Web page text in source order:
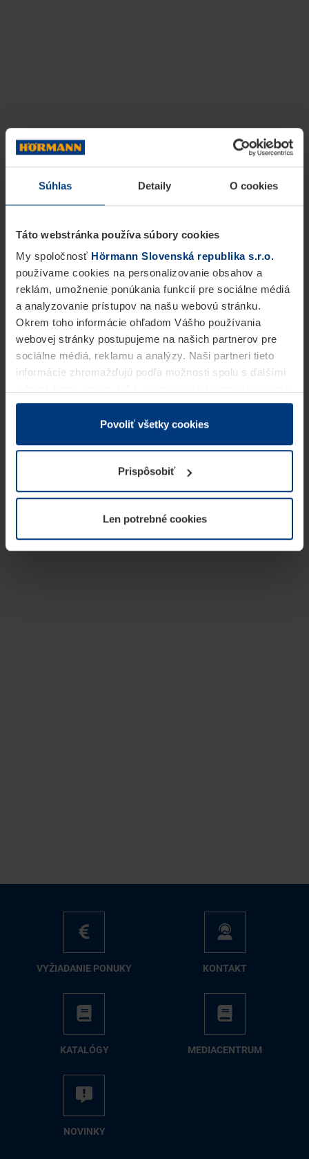
Súhlas Detaily O cookies
Táto webstránka používa súbory cookies
My spoločnosť Hörmann Slovenská republika s.r.o.
používame cookies na personalizovanie obsahov a
reklám, umožnenie ponúkania funkcií pre sociálne médiá
a analyzovanie prístupov na našu webovú stránku.
Okrem toho informácie ohľadom Vášho používania
webovej stránky postupujeme na našich partnerov pre
sociálne médiá, reklamu a analýzy. Naši partneri tieto
informácie zhromažďujú podľa možnosti spolu s ďalšími
v rámci Vášho využívania služieb.
Z právneho hľadiska môžeme cookies ukladať na Vašom
prevádzku tejto stránky. Pre všetky ostatné typy cookie
potrebujeme Vaše povolenie. Vaše povolenie môžete
kedykoľvek zmeniť alebo odvolať vo vysvetlení cookie
našej webovej stránky.
Povoliť všetky cookies
Prispôsobiť
Len potrebné cookies
VY­ŽIA­DA­NIE PO­NU­KY KON­TAKT
KA­TA­LÓ­GY ME­DIA­CEN­TRUM
NO­VIN­KY